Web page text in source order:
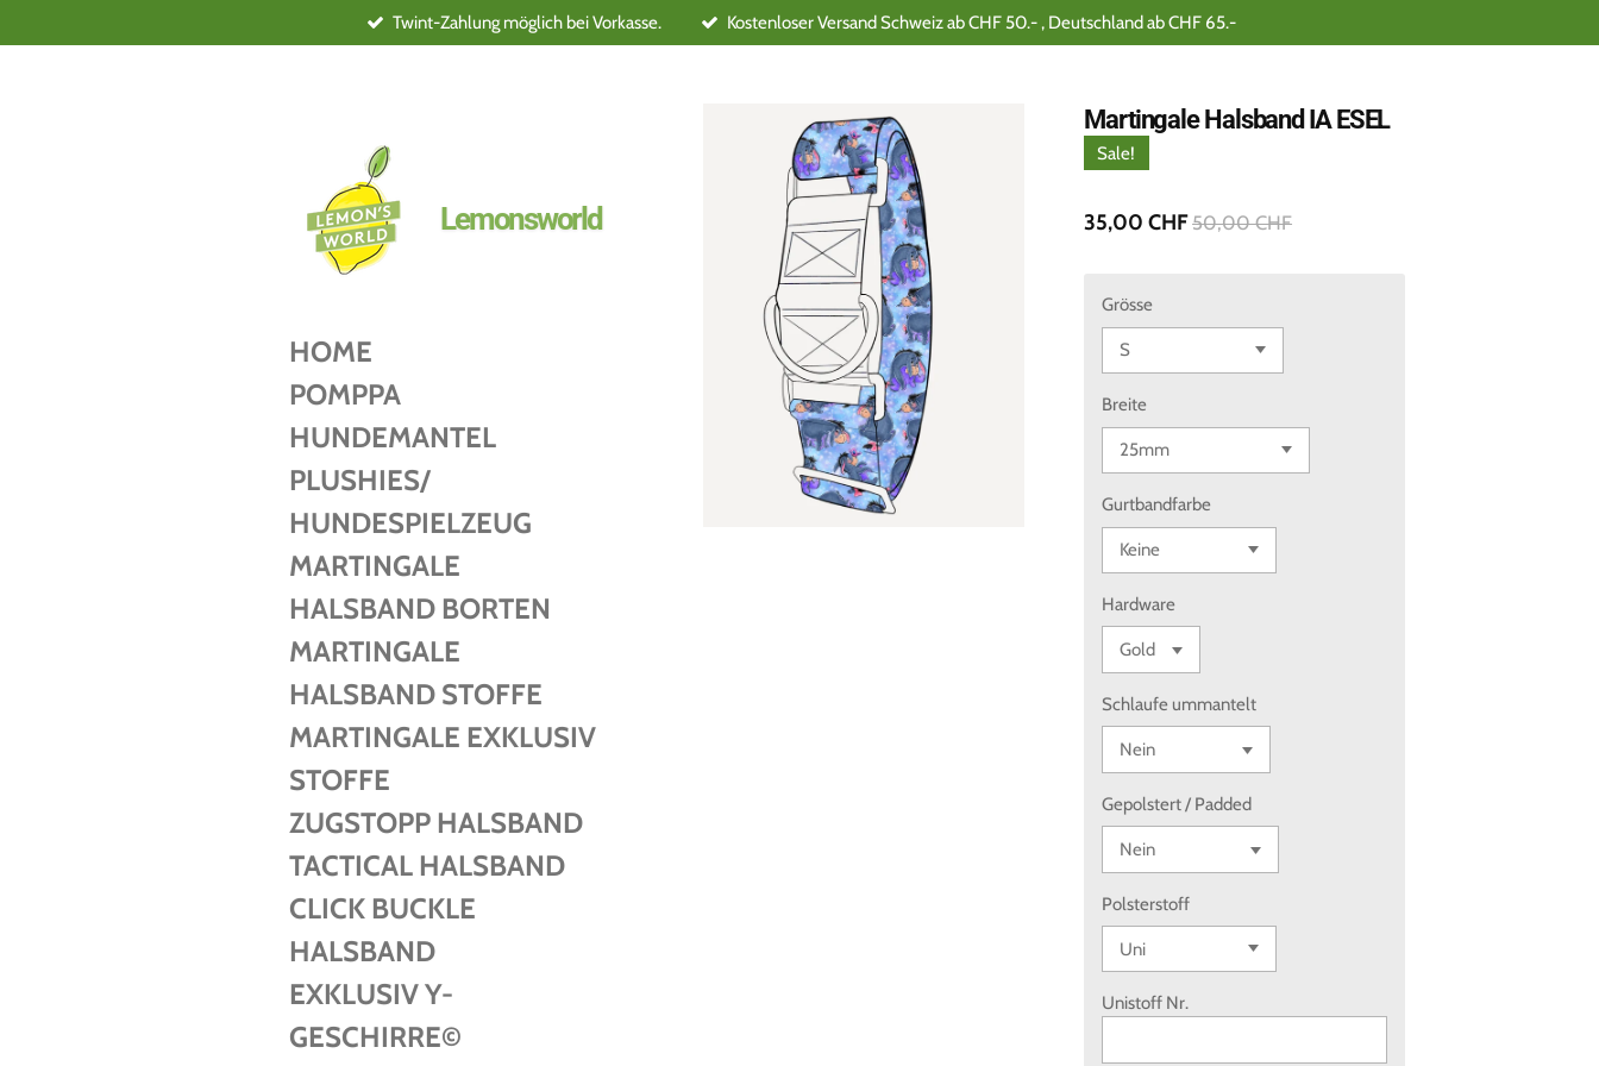
Hauptinhalt
Twint-Zahlung möglich bei Vorkasse. Kostenloser Versand Schweiz ab CHF 50.- , Deutschland ab CHF 65.-
Martingale Halsband IA ESEL
Sale!
35,00 CHF50,00 CHF
Grösse
Breite
Gurtbandfarbe
Hardware
Schlaufe ummantelt
Gepolstert / Padded
Polsterstoff
Unistoff Nr.
Lemonsworld
HOME
POMPPA
HUNDEMANTEL
PLUSHIES/
HUNDESPIELZEUG
MARTINGALE
HALSBAND BORTEN
MARTINGALE
HALSBAND STOFFE
MARTINGALE EXKLUSIV
STOFFE
ZUGSTOPP HALSBAND
TACTICAL HALSBAND
CLICK BUCKLE
HALSBAND
EXKLUSIV Y-
GESCHIRRE©️